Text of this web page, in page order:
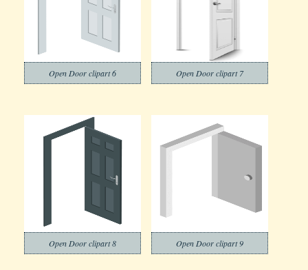
Open Door clipart 6 Open Door clipart 7
Open Door clipart 8 Open Door clipart 9